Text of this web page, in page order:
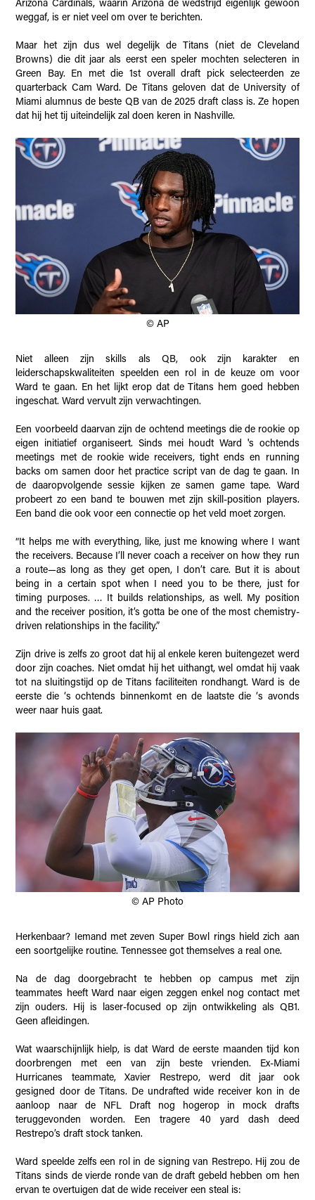
Arizona Cardinals, waarin Arizona de wedstrijd eigenlijk gewoon
weggaf, is er niet veel om over te berichten.
Maar het zijn dus wel degelijk de Titans (niet de Cleveland
Browns) die dit jaar als eerst een speler mochten selecteren in
Green Bay. En met die 1st overall draft pick selecteerden ze
quarterback Cam Ward. De Titans geloven dat de University of
Miami alumnus de beste QB van de 2025 draft class is. Ze hopen
dat hij het tij uiteindelijk zal doen keren in Nashville.
© AP
Niet alleen zijn skills als QB, ook zijn karakter en
leiderschapskwaliteiten speelden een rol in de keuze om voor
Ward te gaan. En het lijkt erop dat de Titans hem goed hebben
ingeschat. Ward vervult zijn verwachtingen.
Een voorbeeld daarvan zijn de ochtend meetings die de rookie op
eigen initiatief organiseert. Sinds mei houdt Ward 's ochtends
meetings met de rookie wide receivers, tight ends en running
backs om samen door het practice script van de dag te gaan. In
de daaropvolgende sessie kijken ze samen game tape. Ward
probeert zo een band te bouwen met zijn skill-position players.
Een band die ook voor een connectie op het veld moet zorgen.
“It helps me with everything, like, just me knowing where I want
the receivers. Because I’ll never coach a receiver on how they run
a route—as long as they get open, I don’t care. But it is about
being in a certain spot when I need you to be there, just for
timing purposes. … It builds relationships, as well. My position
and the receiver position, it’s gotta be one of the most chemistry-
driven relationships in the facility.”
Zijn drive is zelfs zo groot dat hij al enkele keren buitengezet werd
door zijn coaches. Niet omdat hij het uithangt, wel omdat hij vaak
tot na sluitingstijd op de Titans faciliteiten rondhangt. Ward is de
eerste die ‘s ochtends binnenkomt en de laatste die ‘s avonds
weer naar huis gaat.
© AP Photo
Herkenbaar? Iemand met zeven Super Bowl rings hield zich aan
een soortgelijke routine. Tennessee got themselves a real one.
Na de dag doorgebracht te hebben op campus met zijn
teammates heeft Ward naar eigen zeggen enkel nog contact met
zijn ouders. Hij is laser-focused op zijn ontwikkeling als QB1.
Geen afleidingen.
Wat waarschijnlijk hielp, is dat Ward de eerste maanden tijd kon
doorbrengen met een van zijn beste vrienden. Ex-Miami
Hurricanes teammate, Xavier Restrepo, werd dit jaar ook
gesigned door de Titans. De undrafted wide receiver kon in de
aanloop naar de NFL Draft nog hogerop in mock drafts
teruggevonden worden. Een tragere 40 yard dash deed
Restrepo’s draft stock tanken.
Ward speelde zelfs een rol in de signing van Restrepo. Hij zou de
Titans sinds de vierde ronde van de draft gebeld hebben om hen
ervan te overtuigen dat de wide receiver een steal is: